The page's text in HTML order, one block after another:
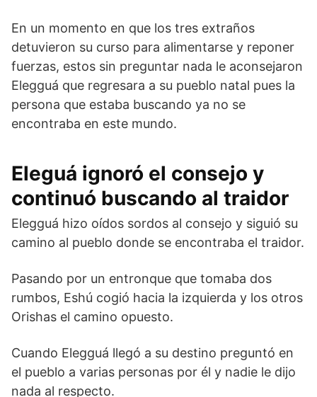
En un momento en que los tres extraños
detuvieron su curso para alimentarse y reponer
fuerzas, estos sin preguntar nada le aconsejaron
Elegguá que regresara a su pueblo natal pues la
persona que estaba buscando ya no se
encontraba en este mundo.
Eleguá ignoró el consejo y
continuó buscando al traidor
Elegguá hizo oídos sordos al consejo y siguió su
camino al pueblo donde se encontraba el traidor.
Pasando por un entronque que tomaba dos
rumbos, Eshú cogió hacia la izquierda y los otros
Orishas el camino opuesto.
Cuando Elegguá llegó a su destino preguntó en
el pueblo a varias personas por él y nadie le dijo
nada al respecto.